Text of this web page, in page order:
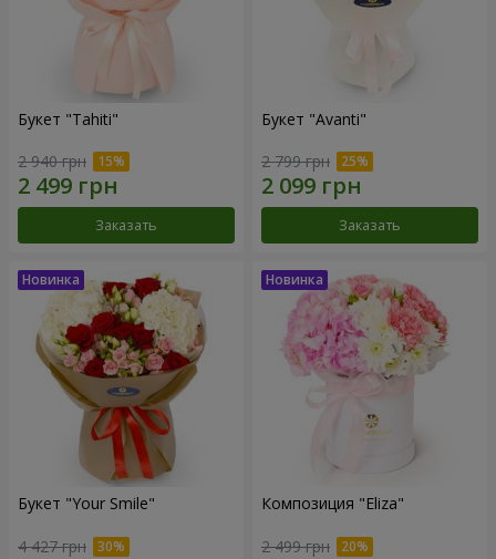
Букет "Tahiti"
2 940 грн
Заказать
Букет "Avanti"
2 799 грн
Заказать
Букет "Your Smile"
4 427 грн
Композиция "Eliza"
2 499 грн